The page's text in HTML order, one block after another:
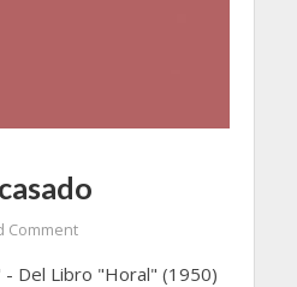
Comment
- Del Libro "Horal" (1950)